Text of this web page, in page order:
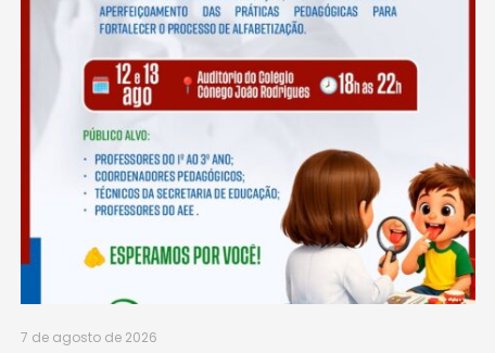
7 de agosto de 2026